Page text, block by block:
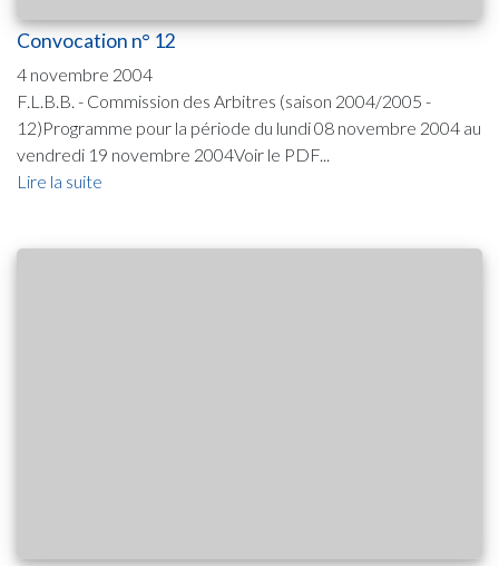
Convocation n° 12
4 novembre 2004
F.L.B.B. - Commission des Arbitres (saison 2004/2005 -
12)Programme pour la période du lundi 08 novembre 2004 au
vendredi 19 novembre 2004Voir le PDF...
Lire la suite